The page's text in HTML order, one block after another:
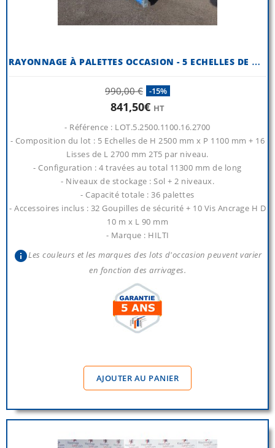
R
AYONNAGE À PALETTES OCCASION - 5 ECHELLES DE H 2500 MM X P 1100 MM
990,00 € -15%
841,50€ HT
- Référence : LOT.5.2500.1100.16.2700
- Composition du lot : 5 Echelles de H 2500 mm x P 1100 mm + 16
Lisses de L 2700 mm 2T5 par niveau.
- Configuration : 4 travées au total 11300 mm de long
- Niveaux de stockage : Sol + 2 niveaux.
- Capacité totale : 36 palettes
- Accessoires inclus : 32 Goupilles de sécurité + 10 Vis Ancrage H D
10 m x L 90 mm
- Marque : HILTI
infoLes couleurs et les marques des lots d'occasion peuvent varier
en fonction des arrivages.
AJOUTER AU PANIER